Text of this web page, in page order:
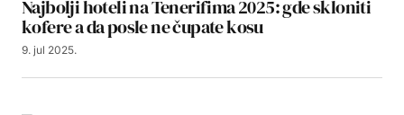
Najbolji hoteli na Tenerifima 2025: gde skloniti
kofere a da posle ne čupate kosu
9. jul 2025.